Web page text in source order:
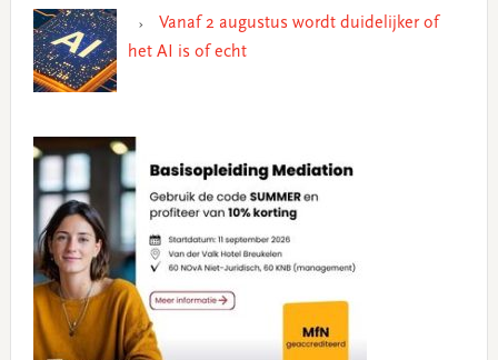
Vanaf 2 augustus wordt duidelijker of
het AI is of echt